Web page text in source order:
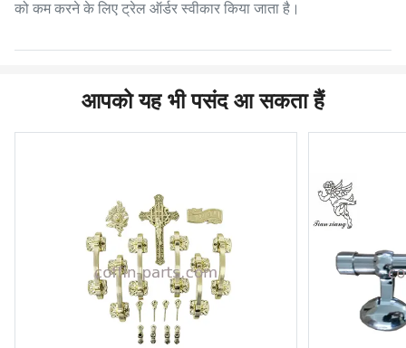
को कम करने के लिए ट्रेल ऑर्डर स्वीकार किया जाता है।
आपको यह भी पसंद आ सकता हैं